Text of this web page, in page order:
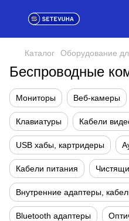
Каталог Оборудование
Беспроводные
Мониторы Веб-камеры
Клавиатуры Кабели
USB хабы, картридеры
Кабели питания
Внутренние адаптеры,
Bluetooth адаптеры